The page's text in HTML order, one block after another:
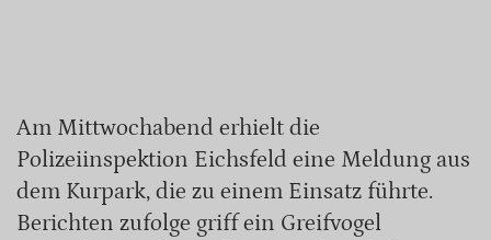
Am Mittwochabend erhielt die
Polizeiinspektion Eichsfeld eine Meldung aus
dem Kurpark, die zu einem Einsatz führte.
Berichten zufolge griff ein Greifvogel